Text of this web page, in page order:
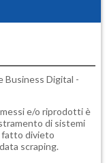
Business Digital -
e/o riprodotti è
di sistemi
fatto divieto
scraping.